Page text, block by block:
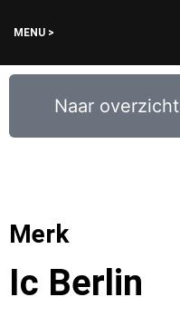
MENU >
Naar overzicht
0,00
Merk
Ic Berlin